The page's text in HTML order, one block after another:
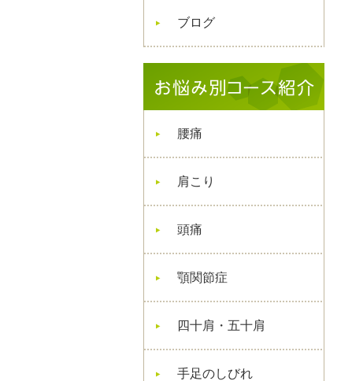
ブログ
腰痛
肩こり
頭痛
顎関節症
四十肩・五十肩
手足のしびれ